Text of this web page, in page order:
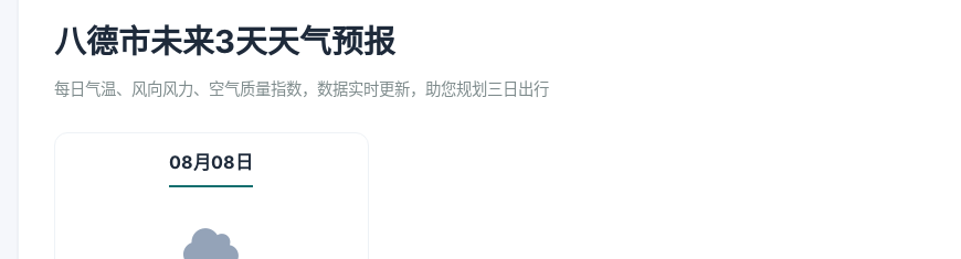
八德市未来3天天气预报
每日气温、风向风力、空气质量指数，数据实时更新，助您规划三日出行
08月08日